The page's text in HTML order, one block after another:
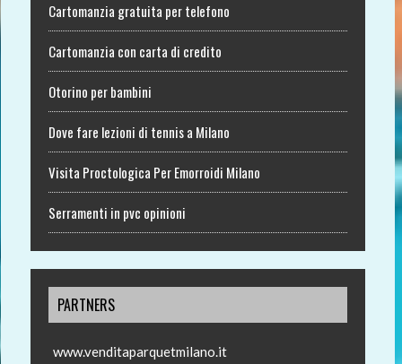
Cartomanzia gratuita per telefono
Cartomanzia con carta di credito
Otorino per bambini
Dove fare lezioni di tennis a Milano
Visita Proctologica Per Emorroidi Milano
Serramenti in pvc opinioni
PARTNERS
www.venditaparquetmilano.it